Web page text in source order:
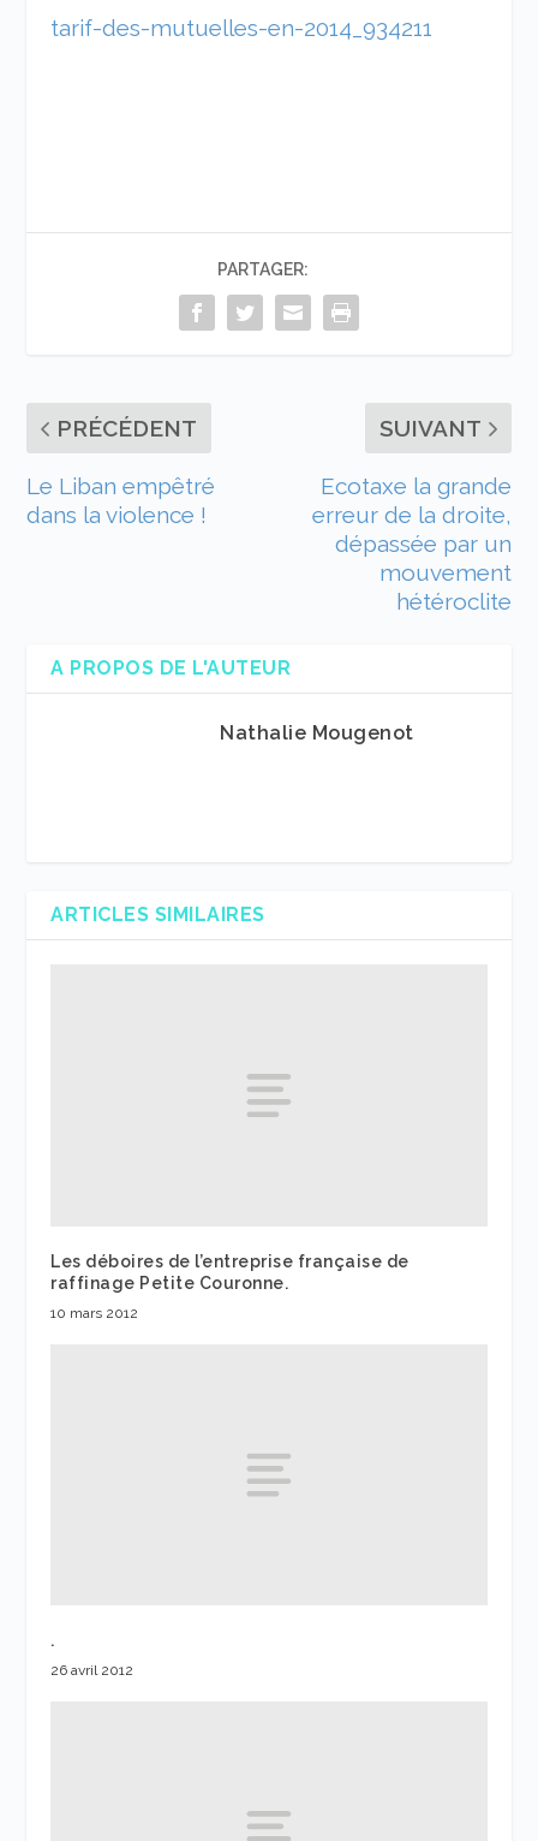
tarif-des-mutuelles-en-2014_934211
PARTAGER:
PRÉCÉDENT
Le Liban empêtré
dans la violence !
SUIVANT
Ecotaxe la grande
erreur de la droite,
dépassée par un
mouvement
hétéroclite
A PROPOS DE L'AUTEUR
Nathalie Mougenot
ARTICLES SIMILAIRES
Les déboires de l’entreprise française de
raffinage Petite Couronne.
10 mars 2012
.
26 avril 2012